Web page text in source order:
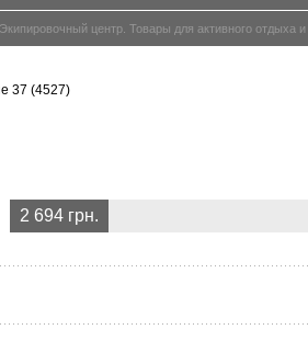
центр. Товары для активного отдыха
37 (4527)
2 694 грн.